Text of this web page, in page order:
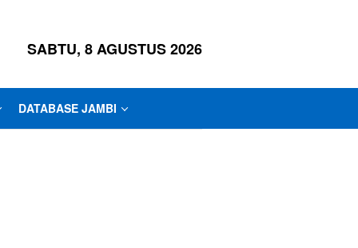
SABTU, 8 AGUSTUS 2026
DATABASE JAMBI